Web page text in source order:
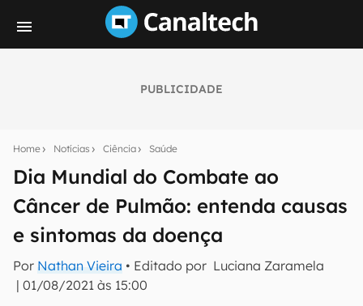
PUBLICIDADE
Home Notícias Ciência Saúde
Dia Mundial do Combate ao
Câncer de Pulmão: entenda causas
e sintomas da doença
Por Nathan Vieira • Editado por Luciana Zaramela
| 01/08/2021 às 15:00
notícias e reviews sobre tecnologia em primeira
mão.
E-mail
inscreva-se